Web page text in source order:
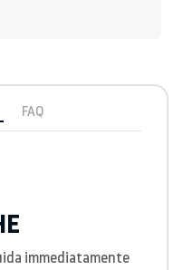
FAQ
immediatamente